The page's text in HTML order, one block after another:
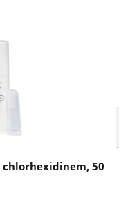
chlorhexidinem, 50